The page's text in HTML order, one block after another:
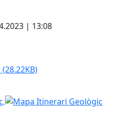
| 13:08
(28.22KB)
Mapa Itinerari Geològic